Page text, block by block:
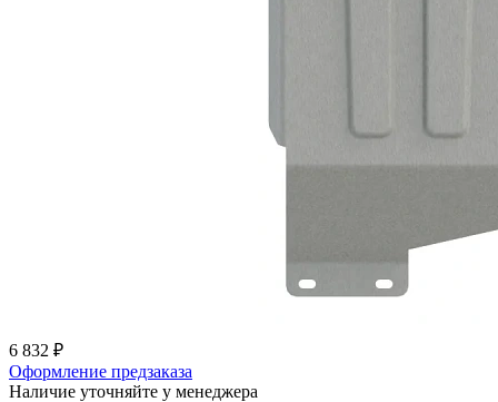
6 832 ₽
Оформление предзаказа
Наличие уточняйте у менеджера